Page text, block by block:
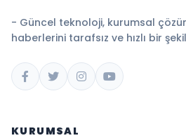
- Güncel teknoloji, kurumsal
haberlerini tarafsız ve hızlı bir
KURUMSAL